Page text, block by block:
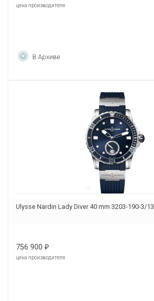
цена производителя
В Архиве
Ulysse Nardin Lady Diver 40 mm 3203-190-3/13
756 900 ₽
цена производителя